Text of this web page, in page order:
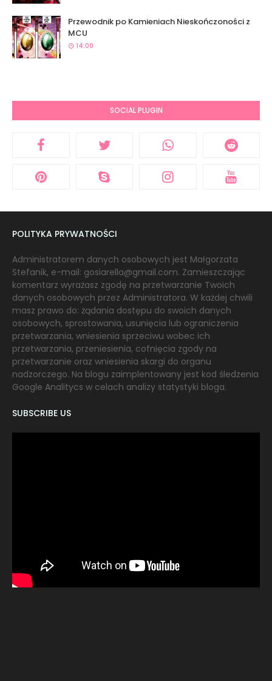
Przewodnik po Kamieniach Nieskończoności z
MCU
14:00
SOCIAL PLUGIN
POLITYKA PRYWATNOŚCI
Administratorem danych osobowych jest Małgorzata
Stefanik, e-mail: gosiarella@gmail.com. Zamieszczając
komentarz wyrażasz zgodę na przetwarzanie Twoich
danych osobowych przez Administratora. W każdej chwili
masz prawo do: żądania dostępu do swoich danych
osobowych, sprostowania, usunięcia lub ograniczenia
przetwarzania, wniesienia sprzeciwu wobec ich
przetwarzania, przeniesienia, cofnięcia zgody na
przetwarzanie oraz wniesienia skargi do organu
nadzorczego. Na blogu zaimplentowany jest kod śledzenia
Google Analitycs w celach analizy statystyki bloga.
SUBSCRIBE US